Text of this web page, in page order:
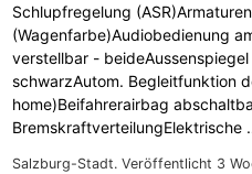
Salzburg-Stadt. Veröffentlicht 3
Schlupfregelung
(Wagenfarbe)Audiobedienung
verstellbar -
schwarzAutom. Begleitfunktion
home)Beifahrerairbag
BremskraftverteilungElektrische